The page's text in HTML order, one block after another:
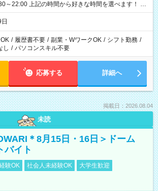
ら好きな時間を選べます！ ※
となる可能性があります
/ 履歴書不要 / 副業・WワークOK / シフト勤務 /
し / パソコンスキル不要
応募する 詳細へ
掲載日：2026.08.04
未読
＊8月15日・16日＞ドーム
バイト
験OK 社会人未経験OK
大学生歓迎